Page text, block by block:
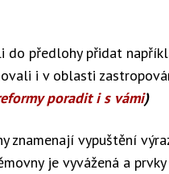
do předlohy přidat
i v oblasti
poradit i s vámi)
znamenají vypuštění
je vyvážená a